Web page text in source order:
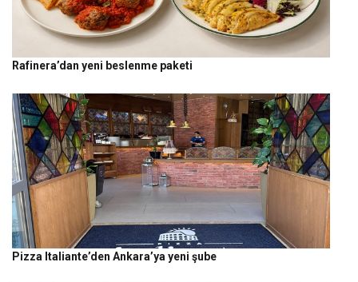
Rafinera’dan yeni beslenme paketi
Pizza Italiante’den Ankara’ya yeni şube